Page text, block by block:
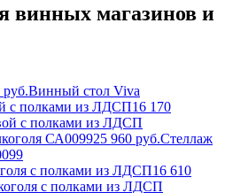
винных магазинов и
руб.Винный стол Viva
16 170
с полками из ЛДСП
25 960 руб.Стеллаж
16 610
с полками из ЛДСП